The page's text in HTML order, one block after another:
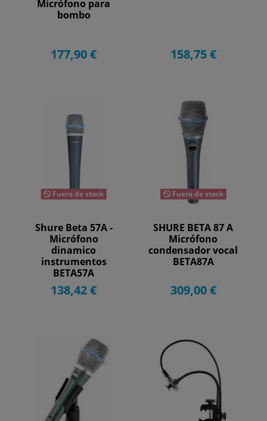
Micrófono para
bombo
177,90 € 158,75 €
Fuera de stock
Shure Beta 57A -
Micrófono
dinamico
instrumentos
BETA57A
138,42 €
Fuera de stock
SHURE BETA 87 A
Micrófono
condensador vocal
BETA87A
309,00 €